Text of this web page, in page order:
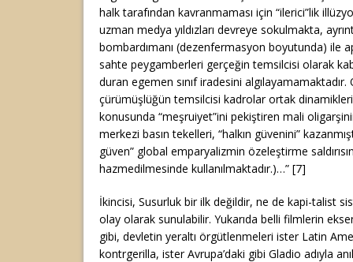
halk tarafından kavranmaması için “ilerici”lik
uzman medya yıldızları devreye sokulmakta,
bombardımanı (dezenfermasyon boyutunda) ile
sahte peygamberleri gerçeğin temsilcisi olarak
duran egemen sınıf iradesini
çürümüşlüğün temsilcisi kadrolar ortak
konusunda “meşruiyet”ini pekiştiren mali
merkezi basın tekelleri, “halkın güvenini”
güven” global emparyalizmin özeleştirme
hazmedilmesinde kullanılmaktadır.)…” [7]
İkincisi, Susurluk bir ilk değildir, ne de kapi-talist
olay olarak sunulabilir. Yukarıda belli filmlerin
gibi, devletin yeraltı örgütlenmeleri ister Latin
kontrgerilla, ister Avrupa’daki gibi Gladio adıyla